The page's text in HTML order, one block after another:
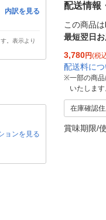
内訳を見る
。表示より
ョンを見る
配送情報
この商品は
最短翌日
3,780円(税
配送料に
※一部の商
いたします
在庫確認
賞味期限/